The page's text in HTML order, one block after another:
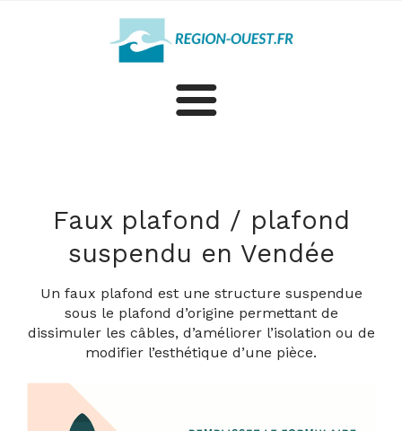
Plus d'artisans et professionnels en Vendée
Faux plafond / plafond
suspendu en Vendée
Un faux plafond est une structure suspendue
sous le plafond d’origine permettant de
dissimuler les câbles, d’améliorer l’isolation ou de
modifier l’esthétique d’une pièce.